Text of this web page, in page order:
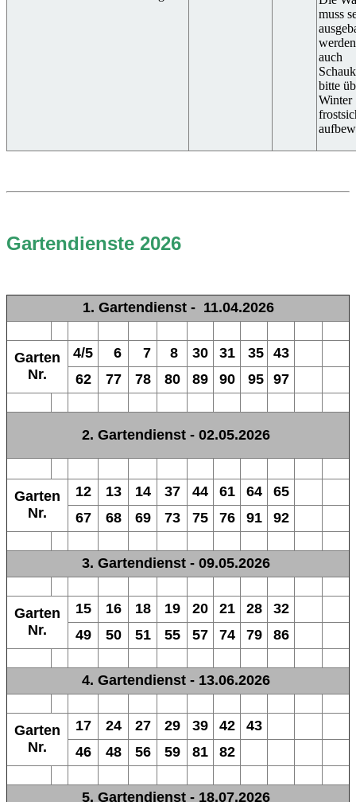
muss
auch
bitte
Winter
Gartendienste 2026
1. Gartendienst - 11.04.2026
Garten
Nr.
4/5 6 7 8 30 31 35 43
62
77 78 80 89 90 95 97
2. Gartendienst - 02.05.2026
Garten
Nr.
12 13 14 37 44 61 64
65
67
68 69 73 75 76 91 92
3. Gartendienst - 09.05.2026
Garten
Nr.
15 16 18 19 20 21 28
32
49
50 51 55 57 74 79 86
4. Gartendienst - 13.06.2026
Garten
Nr.
17 24 27 29 39 42
43
46
48 56 59 81 82
5. Gartendienst - 18.07.2026